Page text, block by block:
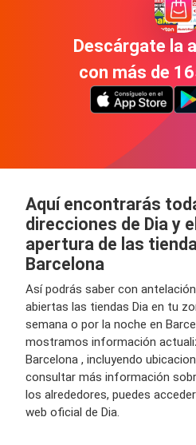
Descárgate la
con más de
Aquí encontrarás
direcciones de Dia y
apertura de las
Barcelona
Así podrás saber con
abiertas las tiendas Dia en tu
semana o por la noche en
mostramos información
Barcelona , incluyendo
consultar más información
los alrededores, puedes
web oficial de Dia.